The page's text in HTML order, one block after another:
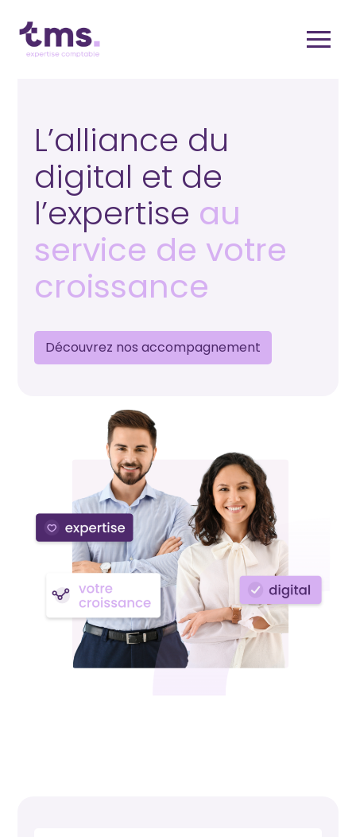
Aller
au
Créer ou reprendre une
activité
Piloter votre entreprise
Développer votre entreprise
L’alliance du
digital et de
l’expertise au
service de votre
croissance
Découvrez nos accompagnement